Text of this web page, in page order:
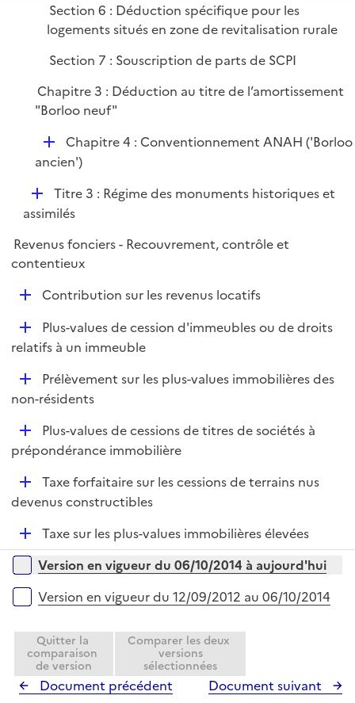
Section 6 : Déduction spécifique pour les
logements situés en zone de revitalisation rurale
Section 7 : Souscription de parts de SCPI
Chapitre 3 : Déduction au titre de l’amortissement
"Borloo neuf"
D
é
l
i
r
Chapitre 4 : Conventionnement ANAH ('Borloo
ancien')
D
é
l
i
e
Titre 3 : Régime des monuments historiques et
assimilés
Revenus fonciers - Recouvrement, contrôle et
contentieux
D
l
Contribution sur les revenus locatifs
D
é
i
Plus-values de cession d'immeubles ou de droits
relatifs à un immeuble
D
é
i
Prélèvement sur les plus-values immobilières des
non-résidents
D
é
i
Plus-values de cessions de titres de sociétés à
prépondérance immobilière
D
é
e
r
Taxe forfaitaire sur les cessions de terrains nus
devenus constructibles
D
é
p
e
r
Taxe sur les plus-values immobilières élevées
Versions sur la période
Version en vigueur du 06/10/2014 à aujourd'hui
Version en vigueur du 12/09/2012 au 06/10/2014
Quitter la
comparaison
de version
Comparer les deux
versions
sélectionnées
Document précédent Document suivant